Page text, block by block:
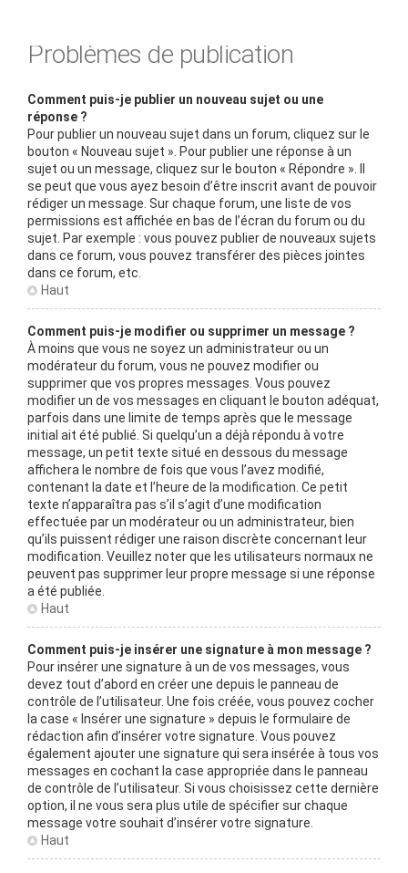
Problèmes de publication
Comment puis-je publier un nouveau sujet ou une
réponse ?
Pour publier un nouveau sujet dans un forum, cliquez sur le
bouton « Nouveau sujet ». Pour publier une réponse à un
sujet ou un message, cliquez sur le bouton « Répondre ». Il
se peut que vous ayez besoin d’être inscrit avant de pouvoir
rédiger un message. Sur chaque forum, une liste de vos
permissions est affichée en bas de l’écran du forum ou du
sujet. Par exemple : vous pouvez publier de nouveaux sujets
dans ce forum, vous pouvez transférer des pièces jointes
dans ce forum, etc.
Haut
Comment puis-je modifier ou supprimer un message ?
À moins que vous ne soyez un administrateur ou un
modérateur du forum, vous ne pouvez modifier ou
supprimer que vos propres messages. Vous pouvez
modifier un de vos messages en cliquant le bouton adéquat,
parfois dans une limite de temps après que le message
initial ait été publié. Si quelqu’un a déjà répondu à votre
message, un petit texte situé en dessous du message
affichera le nombre de fois que vous l’avez modifié,
contenant la date et l’heure de la modification. Ce petit
texte n’apparaîtra pas s’il s’agit d’une modification
effectuée par un modérateur ou un administrateur, bien
qu’ils puissent rédiger une raison discrète concernant leur
modification. Veuillez noter que les utilisateurs normaux ne
peuvent pas supprimer leur propre message si une réponse
a été publiée.
Haut
Comment puis-je insérer une signature à mon message ?
Pour insérer une signature à un de vos messages, vous
devez tout d’abord en créer une depuis le panneau de
contrôle de l’utilisateur. Une fois créée, vous pouvez cocher
la case « Insérer une signature » depuis le formulaire de
rédaction afin d’insérer votre signature. Vous pouvez
également ajouter une signature qui sera insérée à tous vos
messages en cochant la case appropriée dans le panneau
de contrôle de l’utilisateur. Si vous choisissez cette dernière
option, il ne vous sera plus utile de spécifier sur chaque
message votre souhait d’insérer votre signature.
Haut